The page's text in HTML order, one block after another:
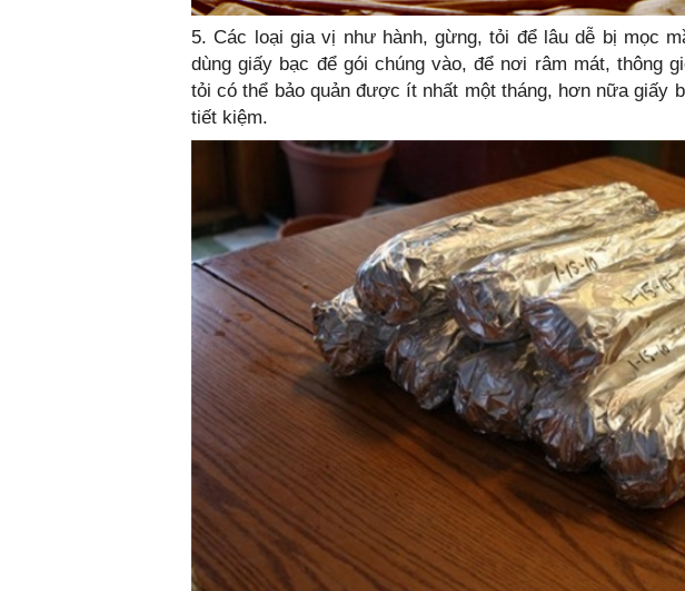
5. Các loại gia vị như hành, gừng, tỏi để lâu dễ bị mọc
dùng giấy bạc để gói chúng vào, để nơi râm mát, thông
tỏi có thể bảo quản được ít nhất một tháng, hơn nữa giấy
tiết kiệm.